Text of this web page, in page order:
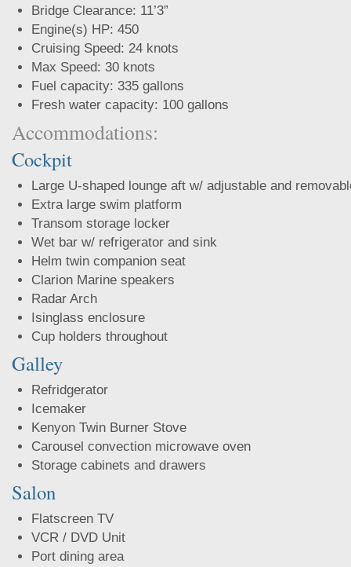
Bridge Clearance: 11’3”
Engine(s) HP: 450
Cruising Speed: 24 knots
Max Speed: 30 knots
Fuel capacity: 335 gallons
Fresh water capacity: 100 gallons
Accommodations:
Cockpit
Large U-shaped lounge aft w/ adjustable and
Extra large swim platform
Transom storage locker
Wet bar w/ refrigerator and sink
Helm twin companion seat
Clarion Marine speakers
Radar Arch
Isinglass enclosure
Cup holders throughout
Galley
Refridgerator
Icemaker
Kenyon Twin Burner Stove
Carousel convection microwave oven
Storage cabinets and drawers
Salon
Flatscreen TV
VCR / DVD Unit
Port dining area